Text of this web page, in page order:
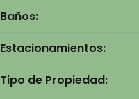
Baños:
Estacionamientos:
Tipo de Propiedad: